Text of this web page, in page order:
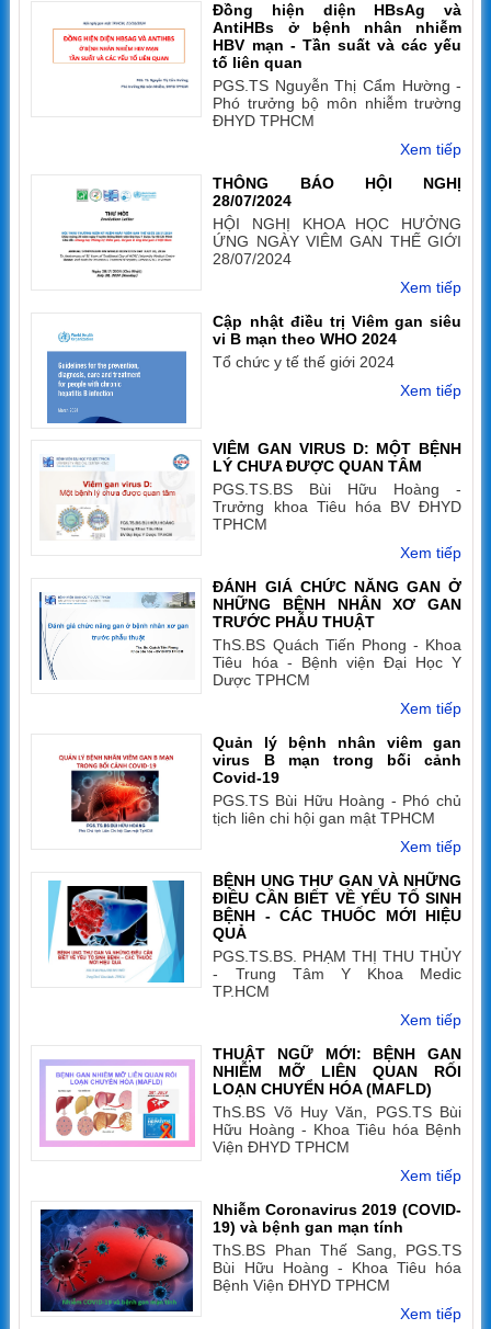
Đồng hiện diện HBsAg và
AntiHBs ở bệnh nhân nhiễm
HBV mạn - Tần suất và các yếu
tố liên quan
PGS.TS Nguyễn Thị Cẩm Hường -
Phó trưởng bộ môn nhiễm trường
ĐHYD TPHCM
Xem tiếp
THÔNG BÁO HỘI NGHỊ
28/07/2024
HỘI NGHỊ KHOA HỌC HƯỞNG
ỨNG NGÀY VIÊM GAN THẾ GIỚI
28/07/2024
Xem tiếp
Cập nhật điều trị Viêm gan siêu
vi B mạn theo WHO 2024
Tổ chức y tế thế giới 2024
Xem tiếp
VIÊM GAN VIRUS D: MỘT BỆNH
LÝ CHƯA ĐƯỢC QUAN TÂM
PGS.TS.BS Bùi Hữu Hoàng -
Trưởng khoa Tiêu hóa BV ĐHYD
TPHCM
Xem tiếp
ĐÁNH GIÁ CHỨC NĂNG GAN Ở
NHỮNG BỆNH NHÂN XƠ GAN
TRƯỚC PHẪU THUẬT
ThS.BS Quách Tiến Phong - Khoa
Tiêu hóa - Bệnh viện Đại Học Y
Dược TPHCM
Xem tiếp
Quản lý bệnh nhân viêm gan
virus B mạn trong bối cảnh
Covid-19
PGS.TS Bùi Hữu Hoàng - Phó chủ
tịch liên chi hội gan mật TPHCM
Xem tiếp
BỆNH UNG THƯ GAN VÀ NHỮNG
ĐIỀU CẦN BIẾT VỀ YẾU TỐ SINH
BỆNH - CÁC THUỐC MỚI HIỆU
QUẢ
PGS.TS.BS. PHẠM THỊ THU THỦY
- Trung Tâm Y Khoa Medic
TP.HCM
Xem tiếp
THUẬT NGỮ MỚI: BỆNH GAN
NHIỄM MỠ LIÊN QUAN RỐI
LOẠN CHUYỂN HÓA (MAFLD)
ThS.BS Võ Huy Văn, PGS.TS Bùi
Hữu Hoàng - Khoa Tiêu hóa Bệnh
Viện ĐHYD TPHCM
Xem tiếp
Nhiễm Coronavirus 2019 (COVID-
19) và bệnh gan mạn tính
ThS.BS Phan Thế Sang, PGS.TS
Bùi Hữu Hoàng - Khoa Tiêu hóa
Bệnh Viện ĐHYD TPHCM
Xem tiếp